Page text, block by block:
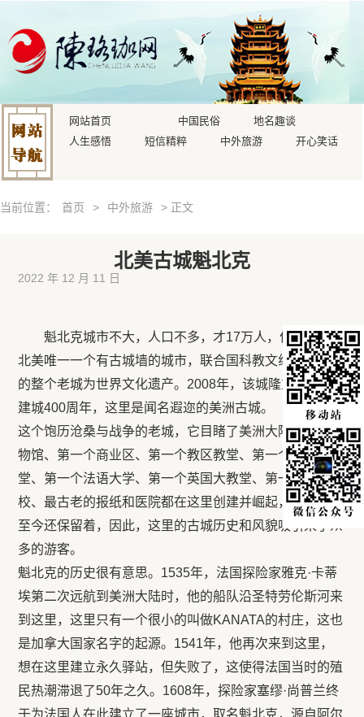
网站首页 中国民俗
地名趣谈
人生感悟
短信精粹 中外旅游 开心笑话
当前位置： 首页 > 中外旅游 > 正文
北美古城魁北克
2022 年 12 月 11 日
魁北克城市不大，人口不多，才17万人，但是，它是
北美唯一一个有古城墙的城市，联合国科教文组织宣布它
的整个老城为世界文化遗产。2008年，该城隆重纪念其
建城400周年，这里是闻名遐迩的美洲古城。
这个饱历沧桑与战争的老城，它目睹了美洲大陆第一个博
物馆、第一个商业区、第一个教区教堂、第一个石头教
堂、第一个法语大学、第一个英国大教堂、第一个女子学
校、最古老的报纸和医院都在这里创建并崛起，绝大多数
至今还保留着，因此，这里的古城历史和风貌吸引来了众
多的游客。
魁北克的历史很有意思。1535年，法国探险家雅克·卡蒂
埃第二次远航到美洲大陆时，他的船队沿圣特劳伦斯河来
到这里，这里只有一个很小的叫做KANATA的村庄，这也
是加拿大国家名字的起源。1541年，他再次来到这里，
想在这里建立永久驿站，但失败了，这使得法国当时的殖
民热潮滞退了50年之久。1608年，探险家塞缪·尚普兰终
于为法国人在此建立了一座城市，取名魁北克，源自阿尔